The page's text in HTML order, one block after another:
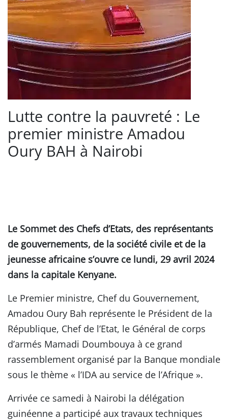
Lutte contre la pauvreté : Le
premier ministre Amadou
Oury BAH à Nairobi
Le Sommet des Chefs d’Etats, des représentants
de gouvernements, de la société civile et de la
jeunesse africaine s’ouvre ce lundi, 29 avril 2024
dans la capitale Kenyane.
Le Premier ministre, Chef du Gouvernement,
Amadou Oury Bah représente le Président de la
République, Chef de l’Etat, le Général de corps
d’armés Mamadi Doumbouya à ce grand
rassemblement organisé par la Banque mondiale
sous le thème « l’IDA au service de l’Afrique ».
Arrivée ce samedi à Nairobi la délégation
guinéenne a participé aux travaux techniques